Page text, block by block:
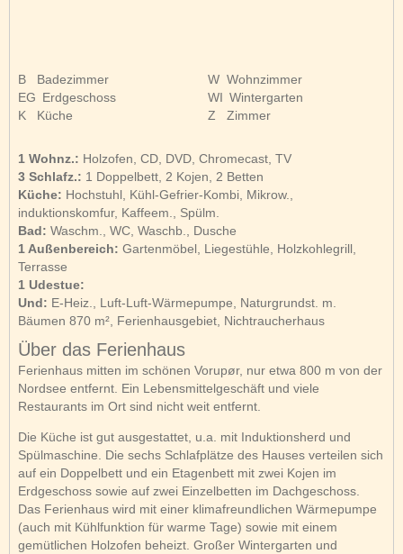
B
Badezimmer
EG Erdgeschoss
K
Küche
W Wohnzimmer
WI Wintergarten
Z
Zimmer
1 Wohnz.: Holzofen, CD, DVD, Chromecast, TV
3 Schlafz.: 1 Doppelbett, 2 Kojen, 2 Betten
Küche: Hochstuhl, Kühl-Gefrier-Kombi, Mikrow.,
induktionskomfur, Kaffeem., Spülm.
Bad: Waschm., WC, Waschb., Dusche
1 Außenbereich: Gartenmöbel, Liegestühle, Holzkohlegrill,
Terrasse
1 Udestue:
Und: E-Heiz., Luft-Luft-Wärmepumpe, Naturgrundst. m.
Bäumen 870 m², Ferienhausgebiet, Nichtraucherhaus
Über das Ferienhaus
Ferienhaus mitten im schönen Vorupør, nur etwa 800 m von der
Nordsee entfernt. Ein Lebensmittelgeschäft und viele
Restaurants im Ort sind nicht weit entfernt.
Die Küche ist gut ausgestattet, u.a. mit Induktionsherd und
Spülmaschine. Die sechs Schlafplätze des Hauses verteilen sich
auf ein Doppelbett und ein Etagenbett mit zwei Kojen im
Erdgeschoss sowie auf zwei Einzelbetten im Dachgeschoss.
Das Ferienhaus wird mit einer klimafreundlichen Wärmepumpe
(auch mit Kühlfunktion für warme Tage) sowie mit einem
gemütlichen Holzofen beheizt. Großer Wintergarten und